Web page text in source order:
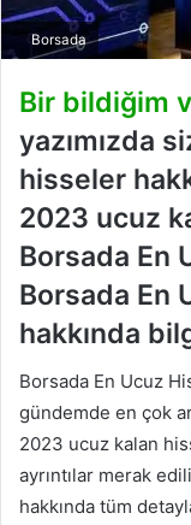
Borsada
Bir bildiğim
yazımızda
hisseler
2023 ucuz
Borsada En
Borsada En
hakkında
Borsada En Ucuz
gündemde en çok
2023 ucuz kalan
ayrıntılar merak
hakkında tüm